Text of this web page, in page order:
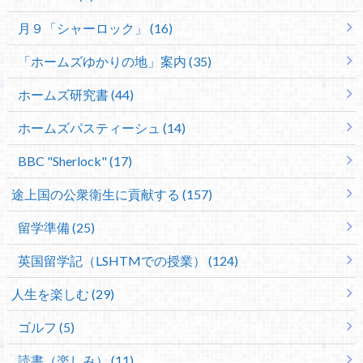
月９「シャーロック」 (16)
「ホームズゆかりの地」案内 (35)
ホームズ研究書 (44)
ホームズパスティーシュ (14)
BBC "Sherlock" (17)
途上国の公衆衛生に貢献する (157)
留学準備 (25)
英国留学記（LSHTMでの授業） (124)
人生を楽しむ (29)
ゴルフ (5)
読書（楽しみ） (11)